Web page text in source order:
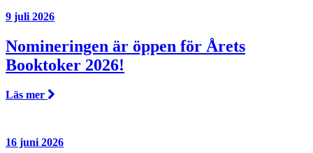
9 juli 2026
Nomineringen är öppen för Årets
Booktoker 2026!
Läs mer
16 juni 2026